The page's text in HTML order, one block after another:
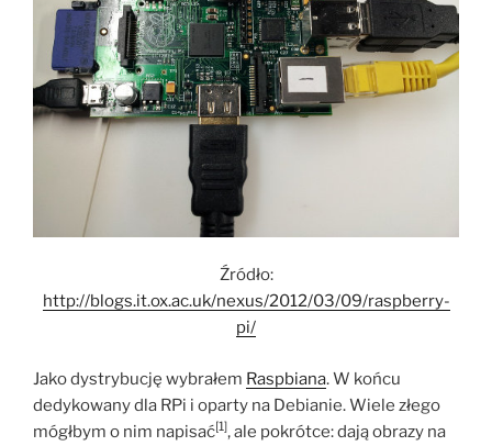
Źródło:
http://blogs.it.ox.ac.uk/nexus/2012/03/09/raspberry-
pi/
Jako dystrybucję wybrałem Raspbiana. W końcu
dedykowany dla RPi i oparty na Debianie. Wiele złego
mógłbym o nim napisać[1], ale pokrótce: dają obrazy na